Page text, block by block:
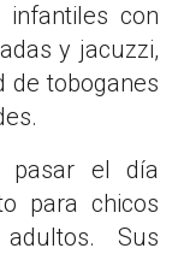
con
y jacuzzi,
de toboganes
pasar el día
para chicos
Sus